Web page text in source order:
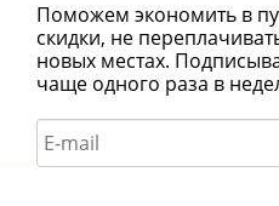
Поможем экономить в
скидки, не
новых местах.
чаще одного раза в